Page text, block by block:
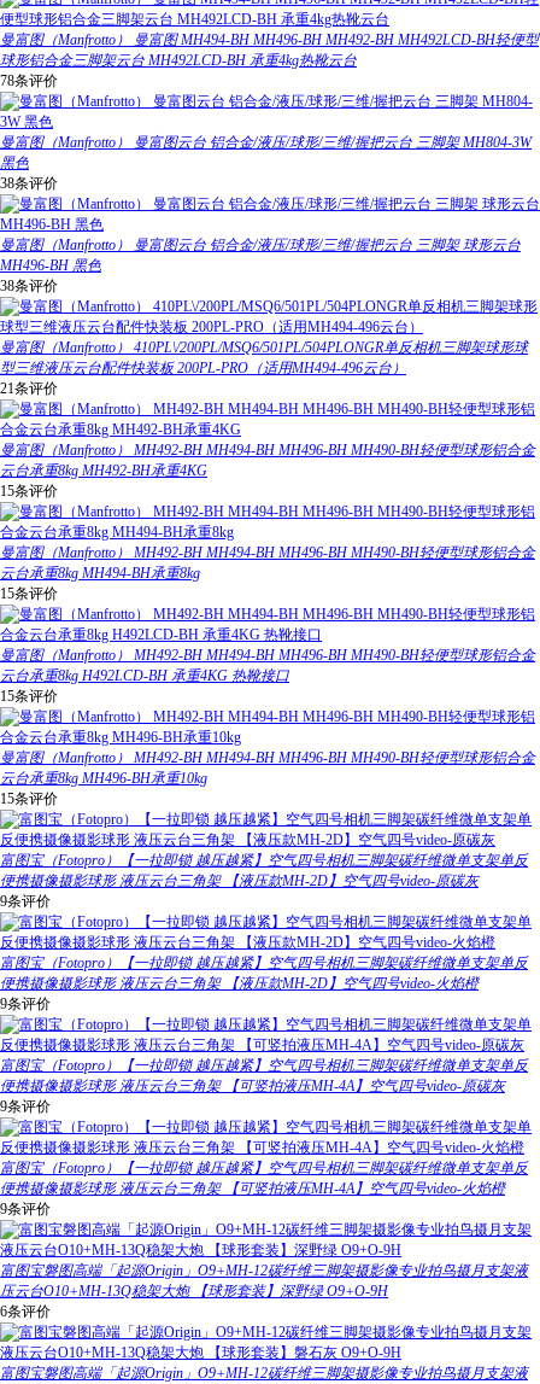
曼富图（Manfrotto） 曼富图 MH494-BH MH496-BH MH492-BH MH492LCD-BH轻便型
球形铝合金三脚架云台 MH492LCD-BH 承重4kg热靴云台
78条评价
曼富图（Manfrotto） 曼富图云台 铝合金/液压/球形/三维/握把云台 三脚架 MH804-3W
黑色
38条评价
曼富图（Manfrotto） 曼富图云台 铝合金/液压/球形/三维/握把云台 三脚架 球形云台
MH496-BH 黑色
38条评价
曼富图（Manfrotto） 410PL\/200PL/MSQ6/501PL/504PLONGR单反相机三脚架球形球
型三维液压云台配件快装板 200PL-PRO（适用MH494-496云台）
21条评价
曼富图（Manfrotto） MH492-BH MH494-BH MH496-BH MH490-BH轻便型球形铝合金
云台承重8kg MH492-BH承重4KG
15条评价
曼富图（Manfrotto） MH492-BH MH494-BH MH496-BH MH490-BH轻便型球形铝合金
云台承重8kg MH494-BH承重8kg
15条评价
曼富图（Manfrotto） MH492-BH MH494-BH MH496-BH MH490-BH轻便型球形铝合金
云台承重8kg H492LCD-BH 承重4KG 热靴接口
15条评价
曼富图（Manfrotto） MH492-BH MH494-BH MH496-BH MH490-BH轻便型球形铝合金
云台承重8kg MH496-BH承重10kg
15条评价
富图宝（Fotopro）【一拉即锁 越压越紧】空气四号相机三脚架碳纤维微单支架单反
便携摄像摄影球形 液压云台三角架 【液压款MH-2D】空气四号video-原碳灰
9条评价
富图宝（Fotopro）【一拉即锁 越压越紧】空气四号相机三脚架碳纤维微单支架单反
便携摄像摄影球形 液压云台三角架 【液压款MH-2D】空气四号video-火焰橙
9条评价
富图宝（Fotopro）【一拉即锁 越压越紧】空气四号相机三脚架碳纤维微单支架单反
便携摄像摄影球形 液压云台三角架 【可竖拍液压MH-4A】空气四号video-原碳灰
9条评价
富图宝（Fotopro）【一拉即锁 越压越紧】空气四号相机三脚架碳纤维微单支架单反
便携摄像摄影球形 液压云台三角架 【可竖拍液压MH-4A】空气四号video-火焰橙
9条评价
富图宝磐图高端「起源Origin」O9+MH-12碳纤维三脚架摄影像专业拍鸟摄月支架液
压云台O10+MH-13Q稳架大炮 【球形套装】深野绿 O9+O-9H
6条评价
富图宝磐图高端「起源Origin」O9+MH-12碳纤维三脚架摄影像专业拍鸟摄月支架液